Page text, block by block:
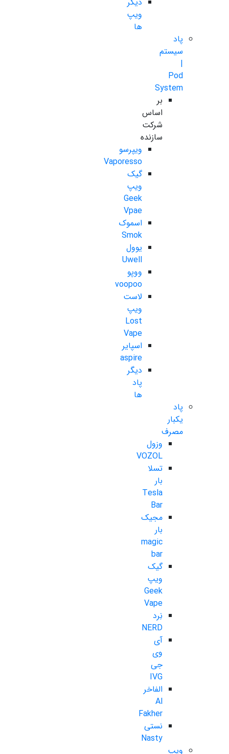
ویپ
ها
پاد
سیستم
|
Pod
System
بر
اساس
شرکت
سازنده
ویپرسو
Vaporesso
گیک
ویپ
Geek
Vpae
اسموک
Smok
یوول
Uwell
ووپو
voopoo
لاست
ویپ
Lost
Vape
اسپایر
aspire
دیگر
پاد
ها
پاد
یکبار
مصرف
وزول
VOZOL
تسلا
بار
Tesla
Bar
مجیک
بار
magic
bar
گیک
ویپ
Geek
Vape
نِرد
NERD
آی
وی
جی
IVG
الفاخر
Al
Fakher
نستی
Nasty
ویپ